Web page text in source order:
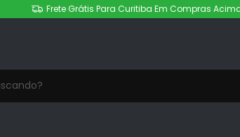
Frete Grátis Para Curitiba Em Compras